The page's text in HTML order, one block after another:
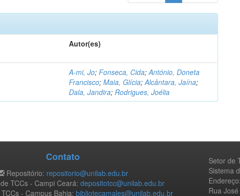
Autor(es)
A-mi, Jo;Fonseca, Cida;António, Doneta
Francisco;Maia, Glícia;Alcântara, Jaína;
Dala, Jandira;Rodrigues, Joélia
Setor de
Sistema
Rua
Contato
Repositório: repositorio@unilab.edu.br
TCCs - Campi Ceará: depositotcc@unilab.edu.br
- Campus Bahia: bibliotecamales@unilab.edu.br